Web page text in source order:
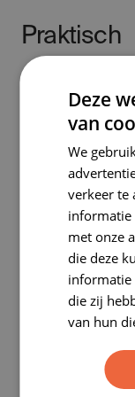
Praktisch
De activiteit
Vergeet jullie
buiten
kunnen jullie
Een week
medewerkers
Metro lijn 5:
Bus 72 – 341
Bus 41: halte
Tram 8: halte
Deze
van
We
verkeer te
informatie
met onze
die deze
informatie
die zij
van hun